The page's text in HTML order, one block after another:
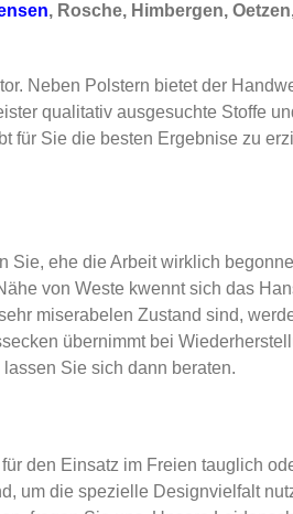
, Rosche, Himbergen,
Neben Polstern bietet der
qualitativ ausgesuchte Stoffe
für Sie die besten Ergebnise zu
Sie, ehe die Arbeit wirklich
von Weste kwennt sich das
miserabelen Zustand sind,
übernimmt bei
Sie sich dann beraten.
den Einsatz im Freien tauglich
um die spezielle Designvielfalt